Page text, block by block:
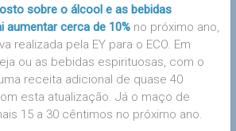
sobre o álcool e as bebidas
aumentar cerca de 10% no próximo ano,
realizada pela EY para o ECO. Em
ou as bebidas espirituosas, com o
receita adicional de quase 40
esta atualização. Já o maço de
15 a 30 cêntimos no próximo ano.